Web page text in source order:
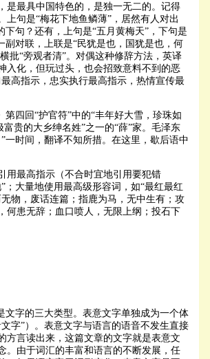
是最具中国特色的，是独一无二的。记得
句是“梅花下地鱼鳞薄”，居然有人对出
句？还有，上句是“五月黄梅天”，下句是
副对联，上联是“民犹是也，国犹是也，何
批“旁观者清”。对偶这种修辞方法，英译
入化，但玩过头，也会招致意料不到的恶
高指示，忠实执行最高指示，热情宣传最
四回“护官符”中的“丰年好大雪，珍珠如
贵的大乡绅名姓”之一的“薛”家。毛泽东
一时间，翻译不知所措。在这里，歇后语中
用最高指示（不合时宜地引用要犯错
大量地使用最高级形容词，如“最红最红
物，废话连篇；指鹿为马，无中生有；攻
何患无辞；血口喷人，无限上纲；投石下
文字的三大类型。表意文字单独成为一个体
字”）。表意文字与语言的语音不发生直接
方言读出来，这篇文章的文字就是表意文
。由于词汇的丰富和语言的不断发展，任